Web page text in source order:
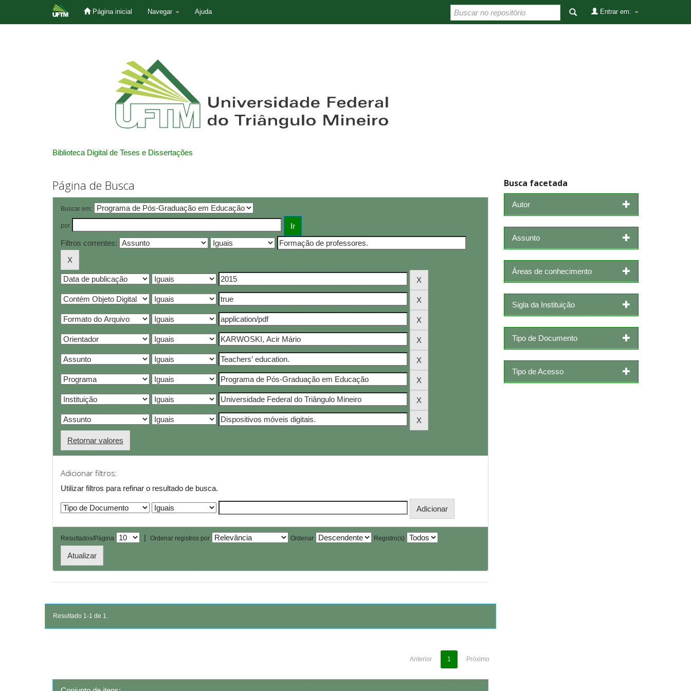
Página inicial Navegar Ajuda Entrar em:
Biblioteca Digital de Teses e Dissertações
Página de Busca
Buscar em:
por
Filtros correntes:
Retornar valores
Adicionar filtros:
Utilizar filtros para refinar o resultado de busca.
Resultados/Página | Ordenar registros por Ordenar Registro(s)
Resultado 1-1 de 1.
Anterior 1 Próximo
Busca facetada
Autor
Assunto
Áreas de conhecimento
Sigla da Instituição
Tipo de Documento
Tipo de Acesso